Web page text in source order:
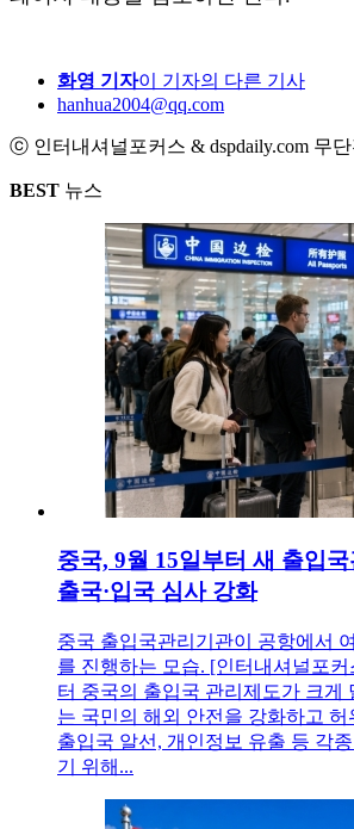
화영 기자이 기자의 다른 기사
hanhua2004@qq.com
ⓒ 인터내셔널포커스 & dspdaily.com 무단
BEST 뉴스
중국, 9월 15일부터 새 출입
출국·입국 심사 강화
중국 출입국관리기관이 공항에서
를 진행하는 모습. [인터내셔널포커
터 중국의 출입국 관리제도가 크게
는 국민의 해외 안전을 강화하고 허
출입국 알선, 개인정보 유출 등 각
기 위해...